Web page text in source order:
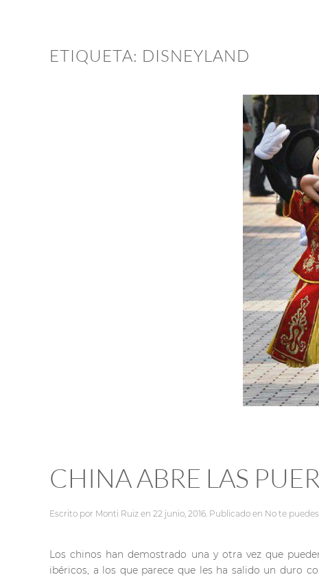
ETIQUETA: DISNEYLAND
CHINA ABRE LAS
Escrito por Monti Ruiz en 22 junio, 2016. Publicado en No te
Los chinos han demostrado una y otra vez que
ibéricos, a los que parece que les ha salido un duro